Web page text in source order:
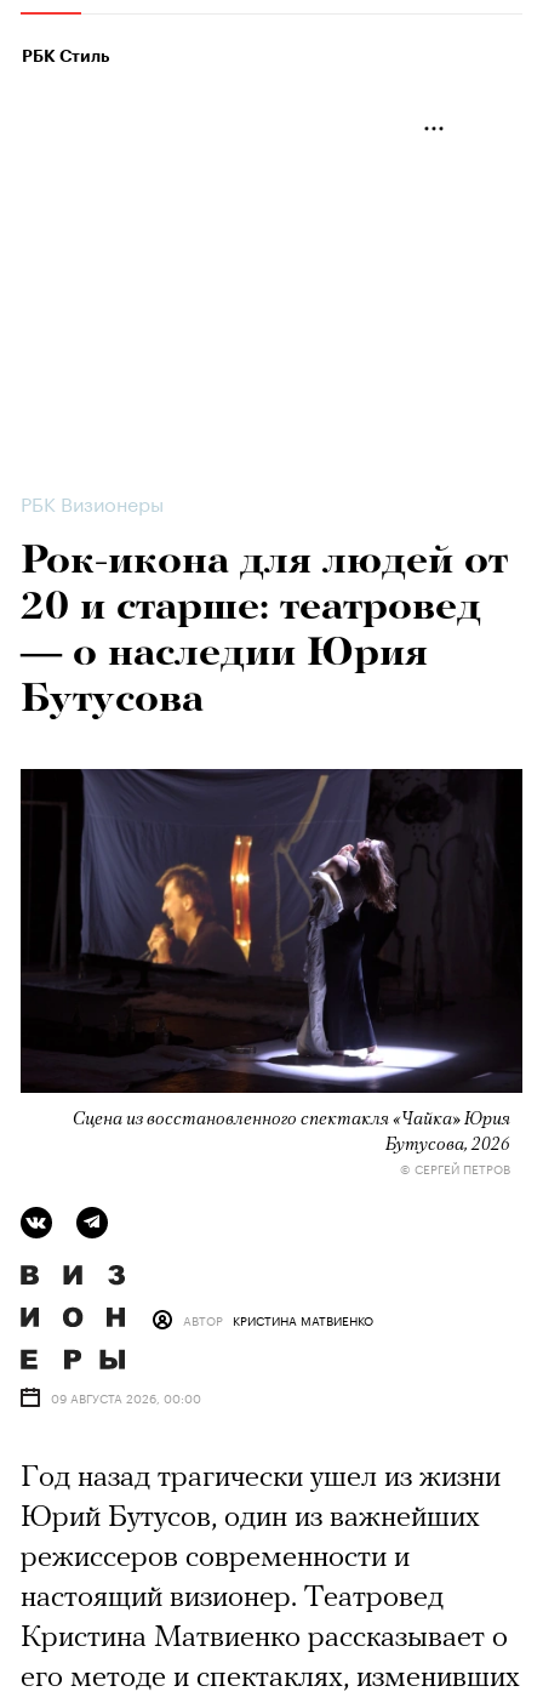
РБК Стиль
РБК Визионеры
Рок-икона для людей от
20 и старше: театровед
— о наследии Юрия
Бутусова
Сцена из восстановленного спектакля «Чайка» Юрия
Бутусова, 2026
© СЕРГЕЙ ПЕТРОВ
АВТОР КРИСТИНА МАТВИЕНКО
09 АВГУСТА 2026, 00:00
Год назад трагически ушел из жизни
Юрий Бутусов, один из важнейших
режиссеров современности и
настоящий визионер. Театровед
Кристина Матвиенко рассказывает о
его методе и спектаклях, изменивших